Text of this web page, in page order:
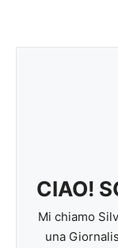
CIAO!
Mi chiamo
una